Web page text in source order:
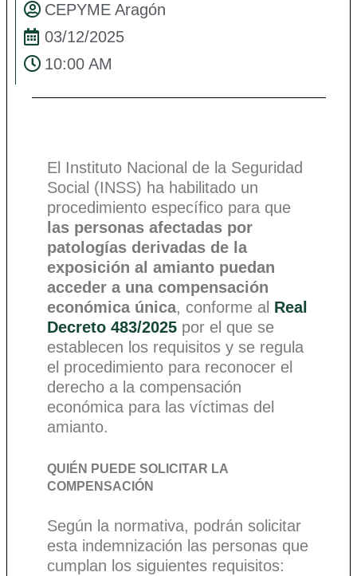
CEPYME Aragón
03/12/2025
10:00 AM
El Instituto Nacional de la Seguridad
Social (INSS) ha habilitado un
procedimiento específico para que
las personas afectadas por
patologías derivadas de la
exposición al amianto puedan
acceder a una compensación
económica única, conforme al Real
Decreto 483/2025 por el que se
establecen los requisitos y se regula
el procedimiento para reconocer el
derecho a la compensación
económica para las víctimas del
amianto.
QUIÉN PUEDE SOLICITAR LA
COMPENSACIÓN
Según la normativa, podrán solicitar
esta indemnización las personas que
cumplan los siguientes requisitos: